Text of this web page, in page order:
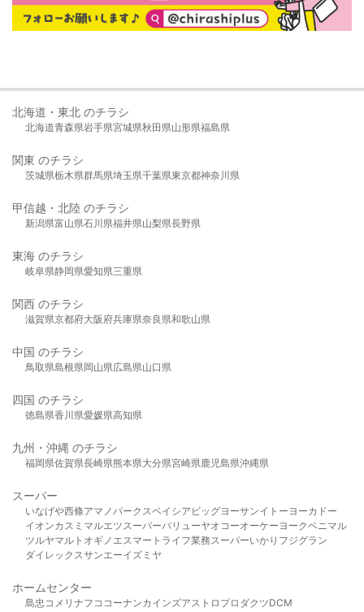
北海道・東北 のチラシ
北海道青森県岩手県宮城県秋田県山形県福島県
関東 のチラシ
茨城県栃木県群馬県埼玉県千葉県東京都神奈川県
甲信越・北陸 のチラシ
新潟県富山県石川県福井県山梨県長野県
東海 のチラシ
岐阜県静岡県愛知県三重県
関西 のチラシ
滋賀県京都府大阪府兵庫県奈良県和歌山県
中国 のチラシ
鳥取県島根県岡山県広島県山口県
四国 のチラシ
徳島県香川県愛媛県高知県
九州・沖縄 のチラシ
福岡県佐賀県長崎県熊本県大分県宮崎県鹿児島県沖縄県
スーパー
いなげや西條アマノパークスベイシア ビッグヨーサンイトーヨーカドー
イオンカスミ マルエツスーパーバリューヤオコーオーケー ヨークベニマル
ツルヤマルト オギノ エスマート ライフ業務スーパーいかり フジグラン
ダイレックスサンエーイズミヤ
ホームセンター
島忠 コメリ ナフコ コーナンカインズアストロプロダクツDCM